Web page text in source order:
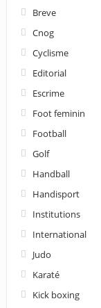
Breve
Cnog
Cyclisme
Editorial
Escrime
Foot feminin
Football
Golf
Handball
Handisport
Institutions
International
Judo
Karaté
Kick boxing